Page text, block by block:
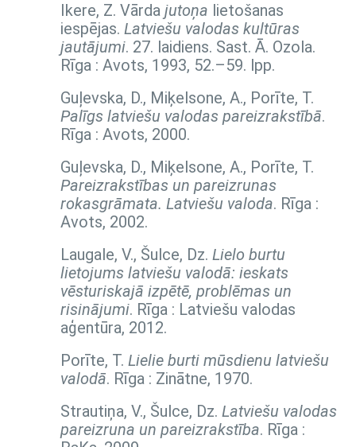
Ikere, Z. Vārda jutoņa lietošanas
iespējas. Latviešu valodas kultūras
jautājumi. 27. laidiens. Sast. Ā. Ozola.
Rīga : Avots, 1993, 52.–59. lpp.
Guļevska, D., Miķelsone, A., Porīte, T.
Palīgs latviešu valodas pareizrakstībā.
Rīga : Avots, 2000.
Guļevska, D., Miķelsone, A., Porīte, T.
Pareizrakstības un pareizrunas
rokasgrāmata. Latviešu valoda. Rīga :
Avots, 2002.
Laugale, V., Šulce, Dz. Lielo burtu
lietojums latviešu valodā: ieskats
vēsturiskajā izpētē, problēmas un
risinājumi. Rīga : Latviešu valodas
aģentūra, 2012.
Porīte, T. Lielie burti mūsdienu latviešu
valodā. Rīga : Zinātne, 1970.
Strautiņa, V., Šulce, Dz. Latviešu valodas
pareizruna un pareizrakstība. Rīga :